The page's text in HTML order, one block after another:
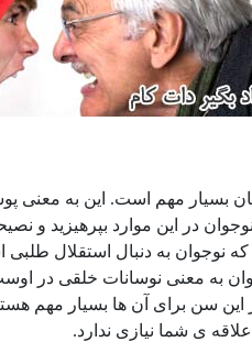
بسیار مهم است. این به معنی
در این موارد بپرهیزید و
که نوجوان به دنبال استقلال
به معنی نوسانات خلقی در
سن برای آن ها بسیار مهم
ی شما نیازی ندارد.